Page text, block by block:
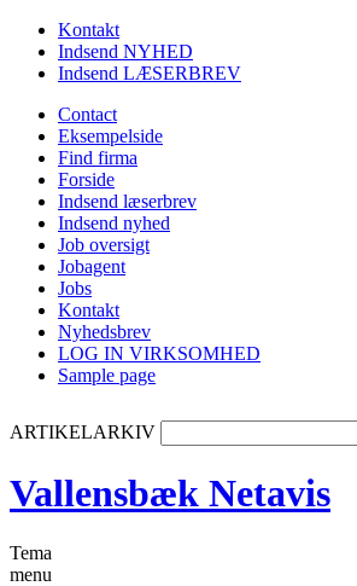
Kontakt
Indsend NYHED
Indsend LÆSERBREV
Contact
Eksempelside
Find firma
Forside
Indsend læserbrev
Indsend nyhed
Job oversigt
Jobagent
Jobs
Kontakt
Nyhedsbrev
LOG IN VIRKSOMHED
Sample page
ARTIKELARKIV
Vallensbæk Netavis
Tema
menu